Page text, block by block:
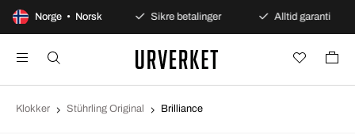
Norge • Norsk
dagers åpent kjøp Sikre betalinger Alltid garanti
Klokker Stührling Original Brilliance